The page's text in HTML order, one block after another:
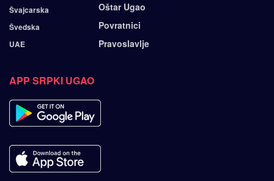
Švajcarska
Švedska
UAE
Oštar Ugao
Povratnici
Pravoslavlje
APP SRPKI UGAO